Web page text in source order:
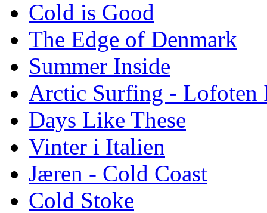
Cold is Good
The Edge of Denmark
Summer Inside
Arctic Surfing - Lofoten
Days Like These
Vinter i Italien
Jæren - Cold Coast
Cold Stoke